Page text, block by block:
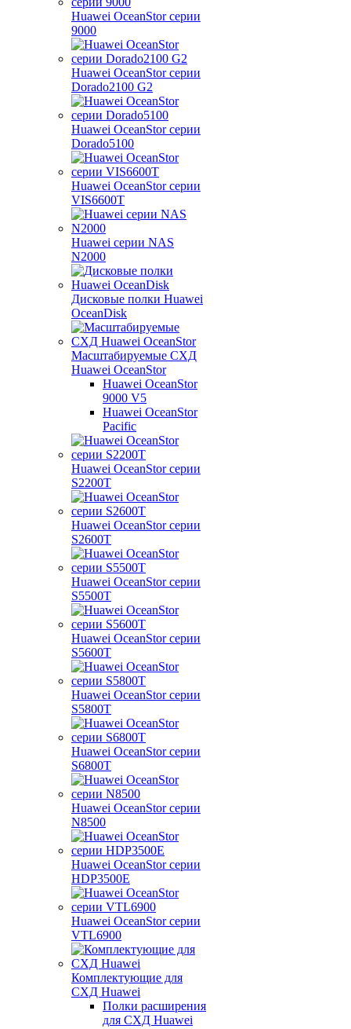
Huawei OceanStor серии
9000
Huawei OceanStor серии
Dorado2100 G2
Huawei OceanStor серии
Dorado5100
Huawei OceanStor серии
VIS6600T
Huawei серии NAS
N2000
Дисковые полки Huawei
OceanDisk
Масштабируемые СХД
Huawei OceanStor
Huawei OceanStor
9000 V5
Huawei OceanStor
Pacific
Huawei OceanStor серии
S2200T
Huawei OceanStor серии
S2600T
Huawei OceanStor серии
S5500T
Huawei OceanStor серии
S5600T
Huawei OceanStor серии
S5800T
Huawei OceanStor серии
S6800T
Huawei OceanStor серии
N8500
Huawei OceanStor серии
HDP3500E
Huawei OceanStor серии
VTL6900
Комплектующие для
СХД Huawei
Полки расширения
для СХД Huawei